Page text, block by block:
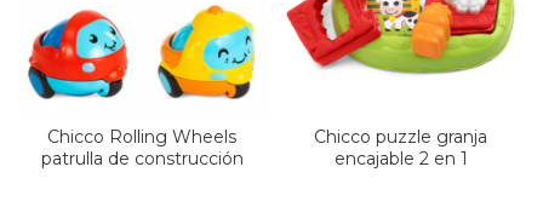
Chicco Rolling Wheels
patrulla de construcción
Chicco puzzle granja
encajable 2 en 1